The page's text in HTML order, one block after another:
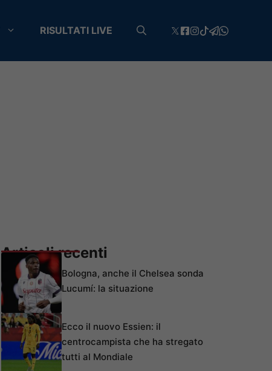
RISULTATI LIVE
Articoli recenti
Bologna, anche il Chelsea sonda
Lucumí: la situazione
Ecco il nuovo Essien: il
centrocampista che ha stregato
tutti al Mondiale